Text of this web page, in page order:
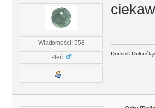
Wiadomości: 558
Płeć:
Dominik